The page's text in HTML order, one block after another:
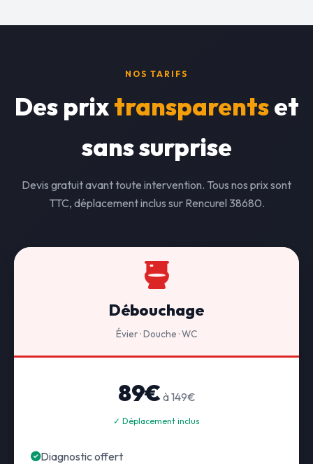
NOS TARIFS
Des prixtransparentset
sans surprise
Devis gratuit avant toute intervention. Tous nos prix sont
TTC, déplacement inclus sur Rencurel 38680.
Débouchage
Évier · Douche · WC
89€ à 149€
✓ Déplacement inclus
Diagnostic offert